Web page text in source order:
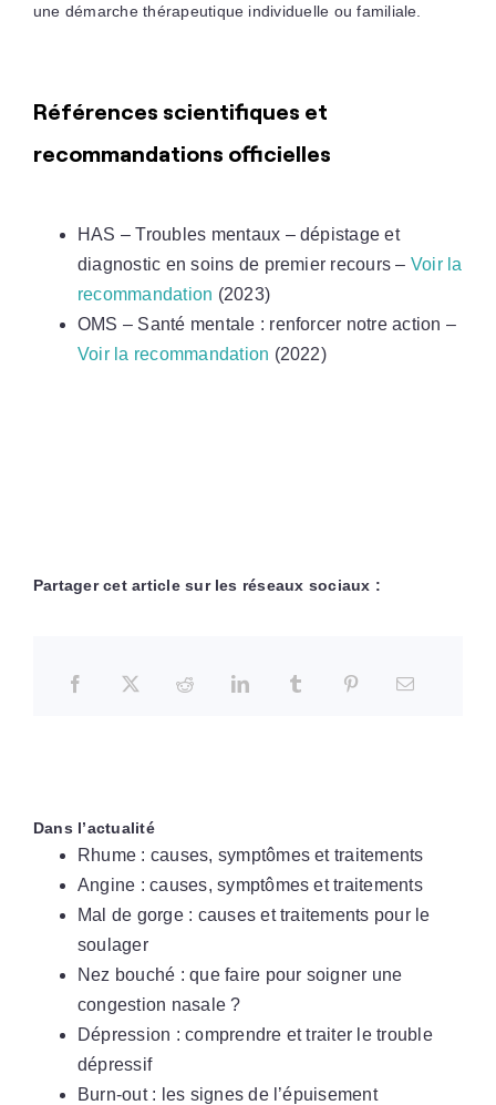
une démarche thérapeutique individuelle ou familiale.
Références scientifiques et
recommandations officielles
HAS – Troubles mentaux – dépistage et
diagnostic en soins de premier recours – Voir la
recommandation (2023)
OMS – Santé mentale : renforcer notre action –
Voir la recommandation (2022)
Partager cet article sur les réseaux sociaux :
Dans l’actualité
Rhume : causes, symptômes et traitements
Angine : causes, symptômes et traitements
Mal de gorge : causes et traitements pour le
soulager
Nez bouché : que faire pour soigner une
congestion nasale ?
Dépression : comprendre et traiter le trouble
dépressif
Burn-out : les signes de l’épuisement